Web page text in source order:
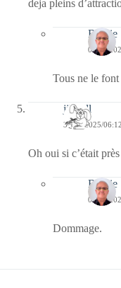
deja pleins
Bernie
01/08/
Tous ne le font
jill bill
31/07/2025/06:12
Oh oui si c’était
Bernie
01/08/
Dommage.